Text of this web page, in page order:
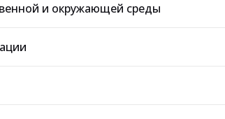
и окружающей среды